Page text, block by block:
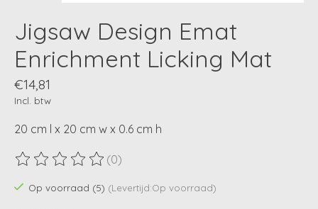
Jigsaw Design Emat
Enrichment Licking Mat
€14,81
Incl. btw
20 cm l x 20 cm w x 0.6 cm h
De beoordeling van dit product is
(0)
Op voorraad (5) (Levertijd:Op voorraad)